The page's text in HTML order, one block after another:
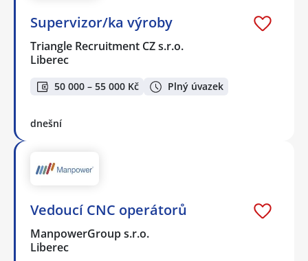
Supervizor/ka výroby
Triangle Recruitment CZ s.r.o.
Liberec
50 000 – 55 000 Kč Plný úvazek
dnešní
Vedoucí CNC operátorů
ManpowerGroup s.r.o.
Liberec